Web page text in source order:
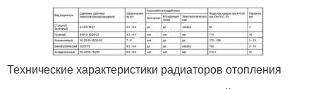
Технические характеристики радиаторов отопления